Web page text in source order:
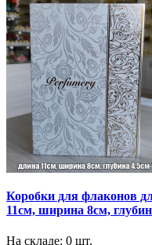
Коробки для флаконов
11см, ширина 8см,
На складе: 0 шт.